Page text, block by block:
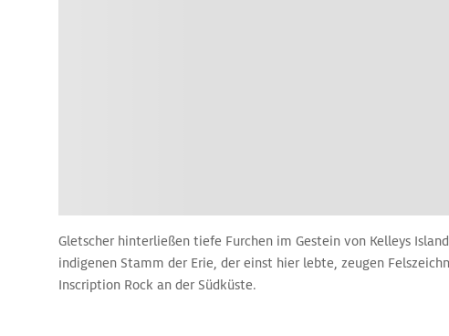
Gletscher hinterließen tiefe Furchen im Gestein von Kelleys
indigenen Stamm der Erie, der einst hier lebte, zeugen
Inscription Rock an der Südküste.